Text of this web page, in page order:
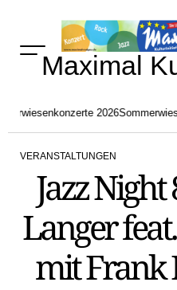
Maximal
2026
POSTED
VERANSTALTUNGEN
Jazz
Langer
mit Frank